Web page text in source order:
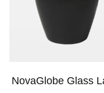
NovaGlobe Glass